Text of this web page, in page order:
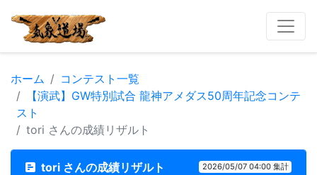
ホーム
コンテスト一覧
【演武】GW特別試合 龍神アメダス50周年記念コンテ
スト
tori さんの成績リザルト
tori さんの成績リザルト 2026/05/07 04:00 集計